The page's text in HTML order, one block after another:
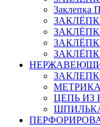
ЦЕПЬ ИЗ